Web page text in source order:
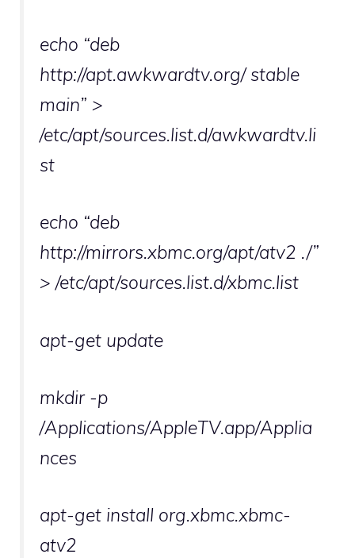
echo “deb
http://apt.awkwardtv.org/ stable
main” >
/etc/apt/sources.list.d/awkwardtv.li
st
echo “deb
http://mirrors.xbmc.org/apt/atv2 ./”
> /etc/apt/sources.list.d/xbmc.list
apt-get update
mkdir -p
/Applications/AppleTV.app/Applia
nces
apt-get install org.xbmc.xbmc-
atv2